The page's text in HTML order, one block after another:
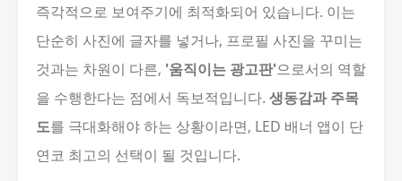
즉각적으로 보여주기에 최적화되어 있습니다. 이는
단순히 사진에 글자를 넣거나, 프로필 사진을 꾸미는
것과는 차원이 다른, '움직이는 광고판'으로서의 역할
을 수행한다는 점에서 독보적입니다. 생동감과 주목
도를 극대화해야 하는 상황이라면, LED 배너 앱이 단
연코 최고의 선택이 될 것입니다.